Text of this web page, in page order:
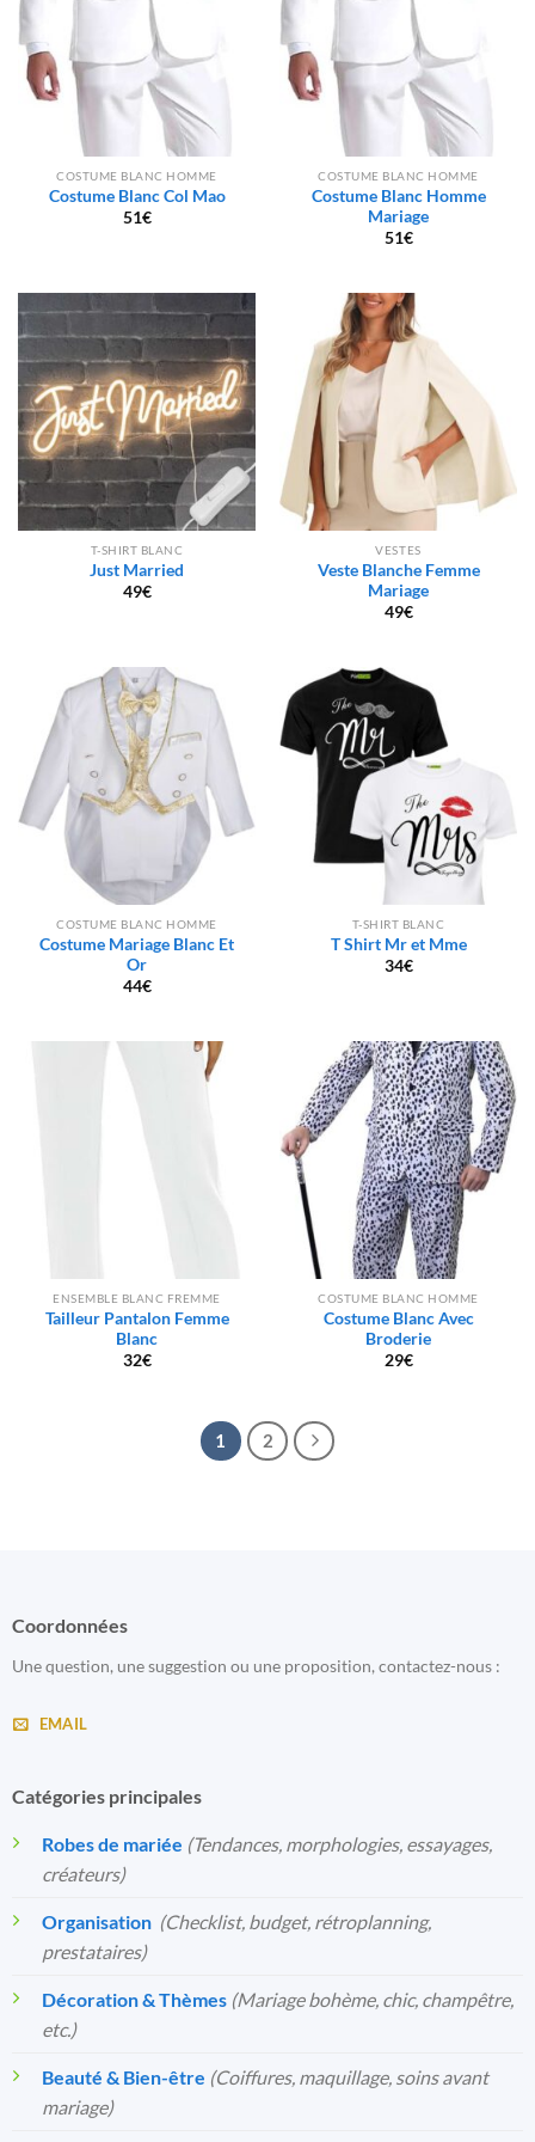
COSTUME BLANC HOMME
Costume Blanc Col Mao
51€
COSTUME BLANC HOMME
Costume Blanc Homme
Mariage
51€
T-SHIRT BLANC
Just Married
49€
VESTES
Veste Blanche Femme
Mariage
49€
COSTUME BLANC HOMME
Costume Mariage Blanc Et
Or
44€
T-SHIRT BLANC
T Shirt Mr et Mme
34€
ENSEMBLE BLANC FREMME
Tailleur Pantalon Femme
Blanc
32€
COSTUME BLANC HOMME
Costume Blanc Avec
Broderie
29€
1 2
Coordonnées
Une question, une suggestion ou une proposition, contactez-nous :
EMAIL
Catégories principales
Robes de mariée (Tendances, morphologies, essayages,
créateurs)
Organisation️ (Checklist, budget, rétroplanning,
prestataires)
Décoration & Thèmes (Mariage bohème, chic, champêtre,
etc.)
Beauté & Bien-être (Coiffures, maquillage, soins avant
mariage)